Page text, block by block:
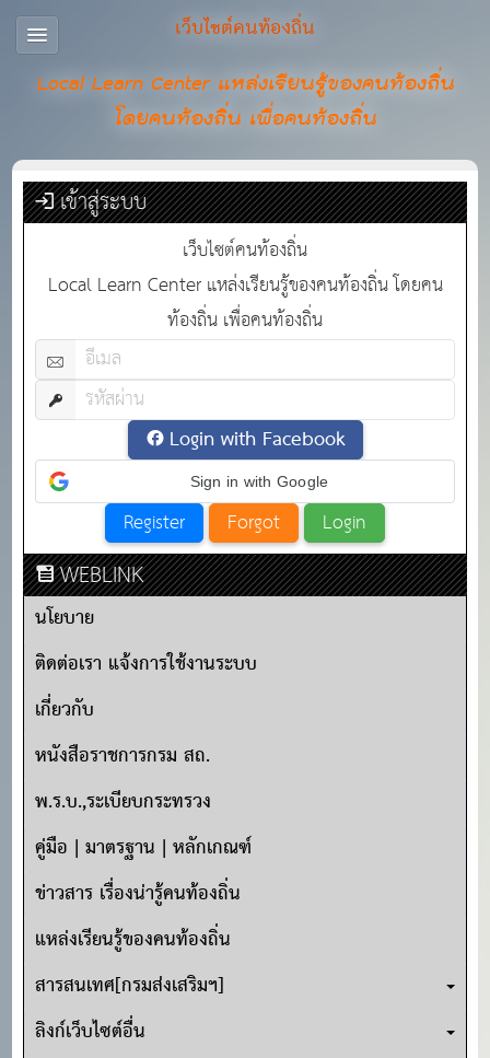
เว็บไซต์คนท้องถิ่น
Local Learn Center แหล่งเรียนรู้ของคนท้องถิ่น
โดยคนท้องถิ่น เพื่อคนท้องถิ่น
เข้าสู่ระบบ
เว็บไซต์คนท้องถิ่น
Local Learn Center แหล่งเรียนรู้ของคนท้องถิ่น โดยคน
ท้องถิ่น เพื่อคนท้องถิ่น
Login with Facebook
Sign in with Google
WEBLINK
นโยบาย
ติดต่อเรา แจ้งการใช้งานระบบ
เกี่ยวกับ
หนังสือราชการกรม สถ.
พ.ร.บ.,ระเบียบกระทรวง
คู่มือ | มาตรฐาน | หลักเกณฑ์
ข่าวสาร เรื่องน่ารู้คนท้องถิ่น
แหล่งเรียนรู้ของคนท้องถิ่น
สารสนเทศ[กรมส่งเสริมฯ]
ลิงก์เว็บไซต์อื่น